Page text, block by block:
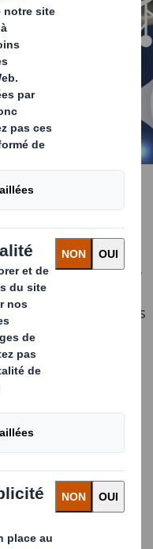
du seul
nouveaux champs.
y voit une
des produits
de
chaîne
chaque lot, les
Suivre son
ce que propose
de la
».